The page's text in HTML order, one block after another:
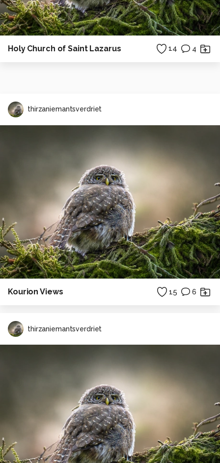
Holy Church of Saint Lazarus 14 4
thirzaniemantsverdriet
Kourion Views 15 6
thirzaniemantsverdriet